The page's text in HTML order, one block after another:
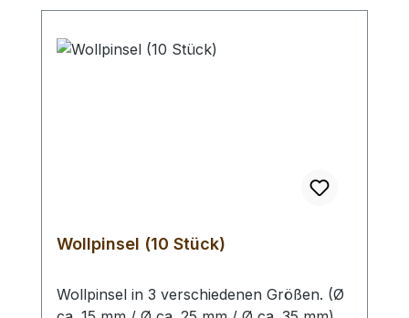
Wollpinsel (10 Stück)
Wollpinsel in 3 verschiedenen Größen. (Ø